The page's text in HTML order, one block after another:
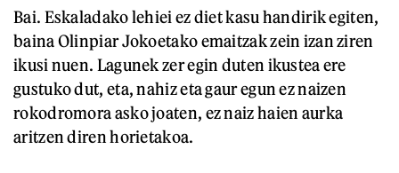
Bai. Eskaladako lehiei ez diet kasu handirik egiten,
baina Olinpiar Jokoetako emaitzak zein izan ziren
ikusi nuen. Lagunek zer egin duten ikustea ere
gustuko dut, eta, nahiz eta gaur egun ez naizen
rokodromora asko joaten, ez naiz haien aurka
aritzen diren horietakoa.